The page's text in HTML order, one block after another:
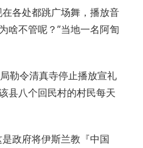
各处都跳广场舞，播放音
啥不管呢？”当地一名阿訇
勒令清真寺停止播放宣礼
县八个回民村的村民每天
政府将伊斯兰教『中国